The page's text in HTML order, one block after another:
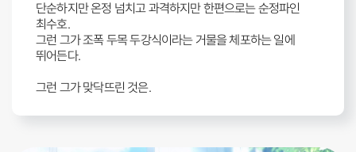
단순하지만 온정 넘치고 과격하지만 한편으로는 순정파인
최수호.
그런 그가 조폭 두목 두강식이라는 거물을 체포하는 일에
뛰어든다.
그런 그가 맞닥뜨린 것은.